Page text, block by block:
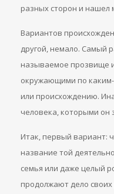
разных сторон и нашел
Вариантов
другой, немало. Самый
называемое прозвище
окружающими по
или происхождению.
человека, которыми он
Итак, первый вариант:
название той
семья или даже целый
продолжают дело